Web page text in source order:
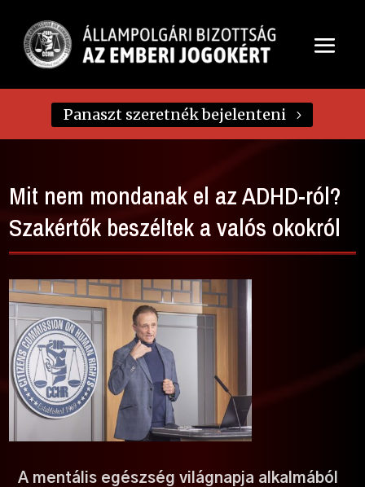
Panaszt szeretnék bejelenteni
Mit nem mondanak el az ADHD-ról?
Szakértők beszéltek a valós okokról
A mentális egészség világnapja alkalmábó